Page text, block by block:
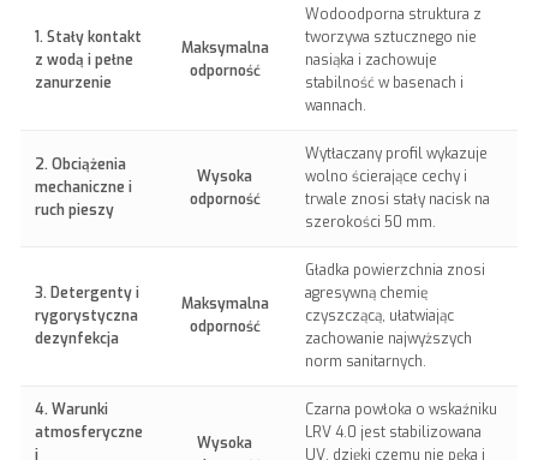
1. Stały kontakt
z wodą i pełne
zanurzenie
Maksymalna
odporność
Wodoodporna struktura z
tworzywa sztucznego nie
nasiąka i zachowuje
stabilność w basenach i
wannach.
2. Obciążenia
mechaniczne i
ruch pieszy
Wysoka
odporność
Wytłaczany profil wykazuje
wolno ścierające cechy i
trwale znosi stały nacisk na
szerokości 50 mm.
3. Detergenty i
rygorystyczna
dezynfekcja
Maksymalna
odporność
Gładka powierzchnia znosi
agresywną chemię
czyszczącą, ułatwiając
zachowanie najwyższych
norm sanitarnych.
4. Warunki
atmosferyczne
i
Wysoka
Czarna powłoka o wskaźniku
LRV 4.0 jest stabilizowana
UV, dzięki czemu nie pęka i